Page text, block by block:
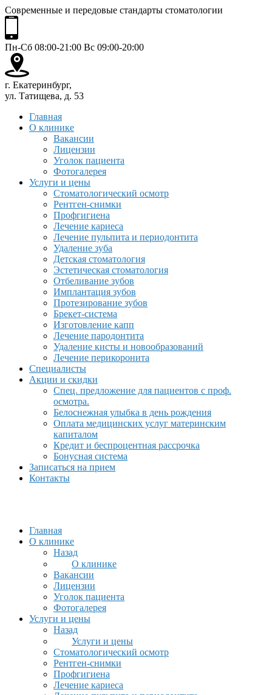
Современные и передовые стандарты стоматологии
Пн-Сб 08:00-21:00 Вс 09:00-20:00
г. Екатеринбург,
ул. Татищева, д. 53
Главная
О клинике
Вакансии
Лицензии
Уголок пациента
Фотогалерея
Услуги и цены
Стоматологический осмотр
Рентген-снимки
Профгигиена
Лечение кариеса
Лечение пульпита и периодонтита
Удаление зуба
Детская стоматология
Эстетическая стоматология
Отбеливание зубов
Имплантация зубов
Протезирование зубов
Брекет-система
Изготовление капп
Лечение пародонтита
Удаление кисты и новообразований
Лечение перикоронита
Специалисты
Акции и скидки
Спец. предложение для пациентов с проф.
осмотра.
Белоснежная улыбка в день рождения
Оплата медицинских услуг материнским
капиталом
Кредит и беспроцентная рассрочка
Бонусная система
Записаться на прием
Контакты
Главная
О клинике
Назад
О клинике
Вакансии
Лицензии
Уголок пациента
Фотогалерея
Услуги и цены
Назад
Услуги и цены
Стоматологический осмотр
Рентген-снимки
Профгигиена
Лечение кариеса